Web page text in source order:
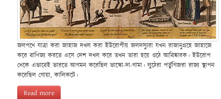
জলপথে যাত্রা করা জাহাজ দখল করা ইউরোপীয় জলদস্যুরা যখন রাজানুগ্রহে জাহাজে
করে বাণিজ্য করতে এসে দেশ দখল করে তখন তারা হয়ে ওঠে আবিষ্কারক। ইউরোপ
থেকে এভাবেই ভারতে আগমন করেছিল ভাস্কো-দা-গামা। লুঠেরা পর্তুগিজরা রাজ্য স্থাপন
করেছিল গোয়া, কালিকটে।
Read more